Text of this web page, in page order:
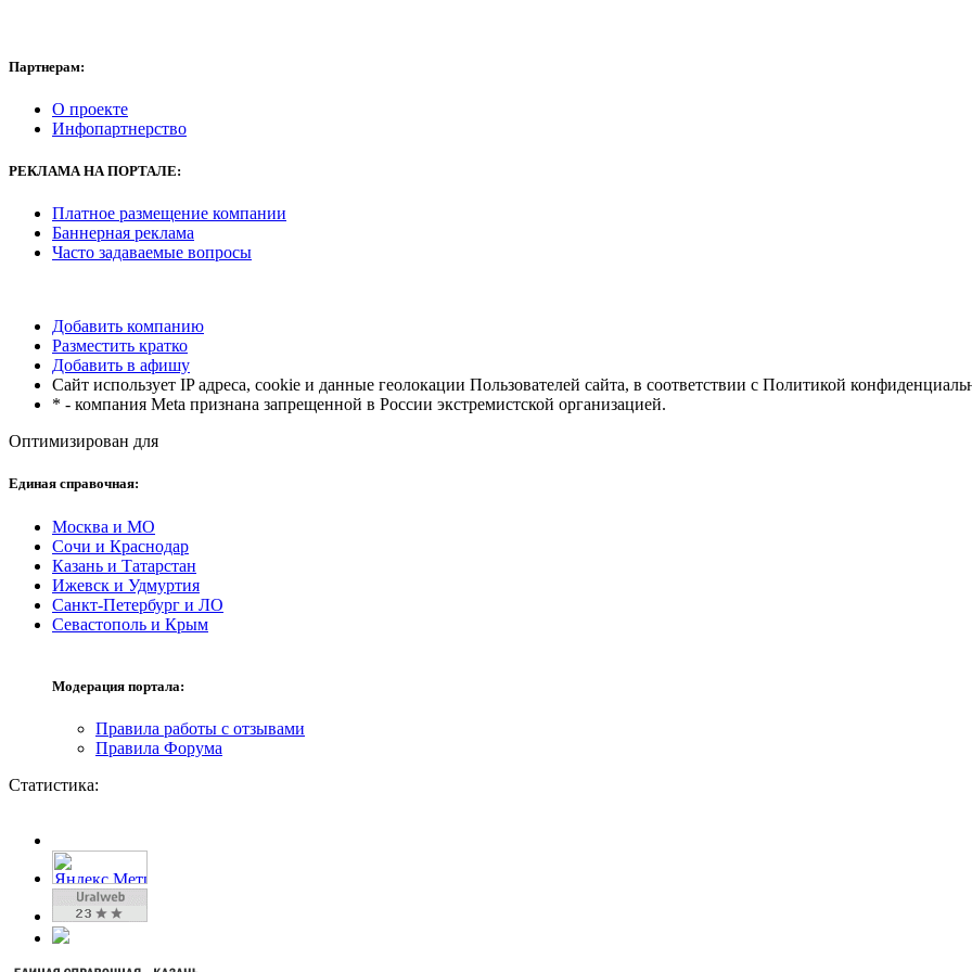
Партнерам:
О проекте
Инфопартнерство
РЕКЛАМАНА ПОРТАЛЕ:
Платное размещение компании
Баннерная реклама
Часто задаваемые вопросы
Добавить компанию
Разместить кратко
Добавить в афишу
Сайт использует IP адреса, cookie и данные геолокации Пользователей сайта, в соответствии с Политикой
* - компания Meta признана запрещенной в России экстремистской организацией.
Оптимизирован для
Единая справочная:
Москва и МО
Сочи и Краснодар
Казань и Татарстан
Ижевск и Удмуртия
Санкт-Петербург и ЛО
Севастополь и Крым
Модерация портала:
Правила работы с отзывами
Правила Форума
Статистика: